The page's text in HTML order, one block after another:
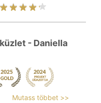
- Daniella
Mutass többet >>